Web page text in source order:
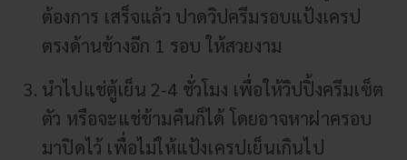
ต้องการ เสร็จแล้ว ปาดวิปครีมรอบแป้งเครป
ตรงด้านข้างอีก 1 รอบ ให้สวยงาม
นำไปแช่ตู้เย็น 2-4 ชั่วโมง เพื่อให้วิปปิ้งครีมเซ็ต
ตัว หรือจะแช่ข้ามคืนก็ได้ โดยอาจหาฝาครอบ
มาปิดไว้ เพื่อไม่ให้แป้งเครปเย็นเกินไป